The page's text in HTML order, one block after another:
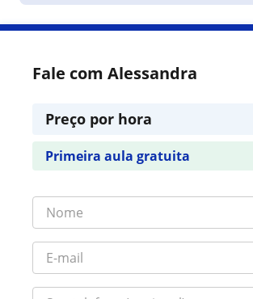
Fale com Alessandra
Preço por hora
Primeira aula gratuita